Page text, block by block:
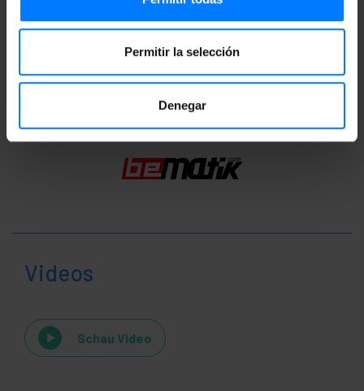
Permitir la selección
Denegar
Videos
Schau Video